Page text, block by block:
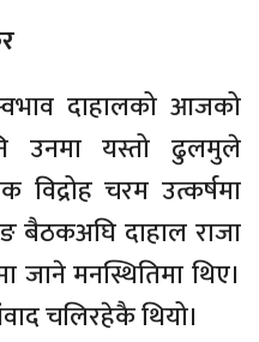
दाहालको आजको
उनमा यस्तो ढुलमुले
विद्रोह चरम उत्कर्षमा
बैठकअघि दाहाल राजा
जाने मनस्थितिमा थिए।
चलिरहेकै थियो।